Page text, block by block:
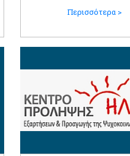
Περισσότερα >